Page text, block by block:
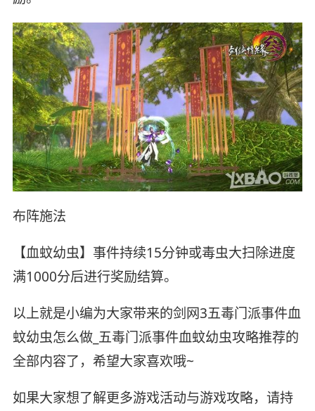
布阵施法
【血蚊幼虫】事件持续15分钟或毒虫大扫除进度
满1000分后进行奖励结算。
以上就是小编为大家带来的剑网3五毒门派事件血
蚊幼虫怎么做_五毒门派事件血蚊幼虫攻略推荐的
全部内容了，希望大家喜欢哦~
如果大家想了解更多游戏活动与游戏攻略，请持